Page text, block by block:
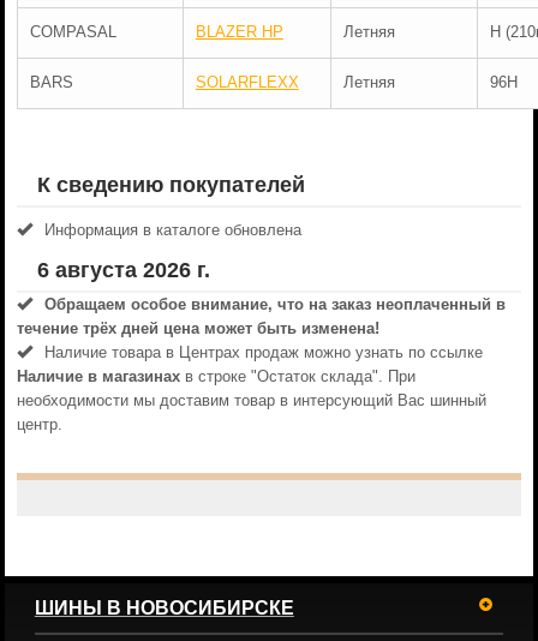
COMPASAL BLAZER HP Летняя H
BARS SOLARFLEXX Летняя 96H
К сведению покупателей
Информация в каталоге обновлена
6 августа 2026 г.
Обращаем особое внимание, что на заказ неоплаченный в
течениe трёх дней цена может быть изменена!
Наличие товара в Центрах продаж можно узнать по ссылке
Наличие в магазинахв строке "Остаток склада". При
необходимости мы доставим товар в интерсующий Вас шинный
центр.
ШИНЫ В НОВОСИБИРСКЕ